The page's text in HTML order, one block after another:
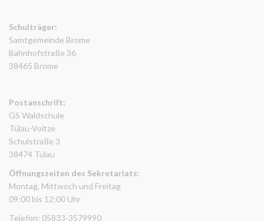
Schulträger:
Samtgemeinde Brome
Bahnhofstraße 36
38465 Brome
Postanschrift:
GS Waldschule
Tülau-Voitze
Schulstraße 3
38474 Tülau
Öffnungszeiten des Sekretariats:
Montag, Mittwoch und Freitag
09:00 bis 12:00 Uhr
Telefon: 05833-3579990